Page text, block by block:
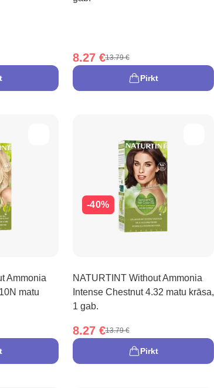
8.27 €13.79 €
Pirkt
Ammonia
matu
-40%
NATURTINT Without Ammonia
Intense Chestnut 4.32 matu krāsa,
1 gab.
8.27 €13.79 €
Pirkt